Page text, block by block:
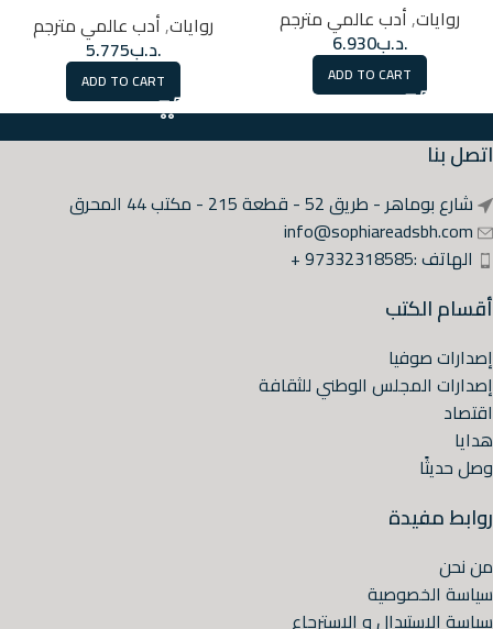
روايات,أدب عالمي مترجم
.د.ب6.930
ADD TO CART
روايات,أدب عالمي مترجم
.د.ب5.775
ADD TO CART
اتصل بنا
شارع بوماهر - طريق 52 - قطعة 215 - مكتب 44 المحرق
info@sophiareadsbh.com
الهاتف :97332318585 +
أقسام الكتب
إصدارات صوفيا
إصدارات المجلس الوطني للثقافة
اقتصاد
هدايا
وصل حديثًا
روابط مفيدة
من نحن
سياسة الخصوصية
سياسة الاستبدال و الاسترجاع